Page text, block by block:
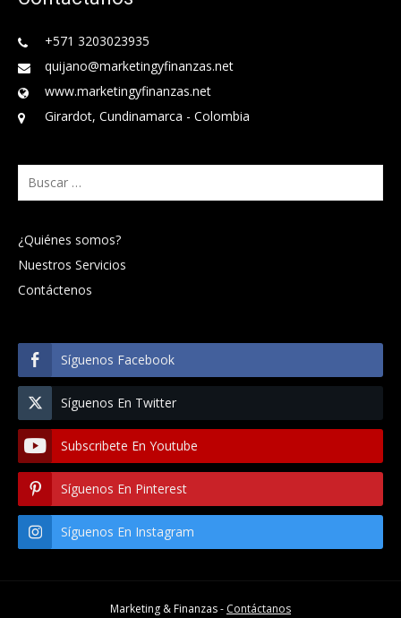
+571 3203023935
quijano@marketingyfinanzas.net
www.marketingyfinanzas.net
Girardot, Cundinamarca - Colombia
Buscar:
¿Quiénes somos?
Nuestros Servicios
Contáctenos
Síguenos Facebook
Síguenos En Twitter
Subscribete En Youtube
Síguenos En Pinterest
Síguenos En Instagram
Marketing & Finanzas - Contáctanos